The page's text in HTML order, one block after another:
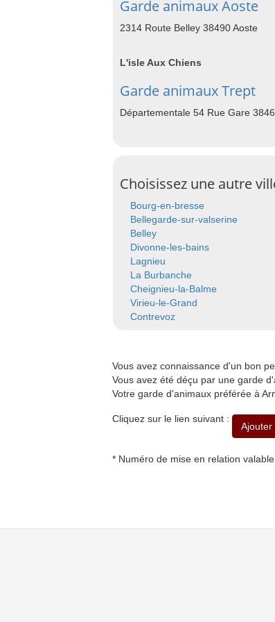
Garde animaux Aoste
2314 Route Belley 38490 Aoste
L'isle Aux Chiens
Garde animaux Trept
Départementale 54 Rue Gare
Choisissez une autre
Bourg-en-bresse
Bellegarde-sur-valserine
Belley
Divonne-les-bains
Lagnieu
La Burbanche
Cheignieu-la-Balme
Virieu-le-Grand
Contrevoz
Vous avez connaissance d'un bon
Vous avez été déçu par une garde
Votre garde d'animaux préférée à
Cliquez sur le lien suivant :
Ajouter
* Numéro de mise en relation